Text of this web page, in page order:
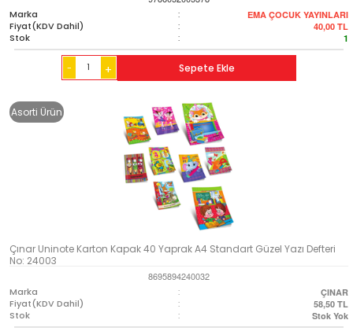
Marka
: EMA ÇOCUK YAYINLARI
Fiyat(KDV Dahil) : 40,00 TL
Stok : 1
- + Sepete Ekle
Asorti Ürün
Çınar Uninote Karton Kapak 40 Yaprak A4 Standart Güzel Yazı Defteri
No: 24003
8695894240032
Marka
: ÇINAR
Fiyat(KDV Dahil) : 58,50 TL
Stok : Stok Yok